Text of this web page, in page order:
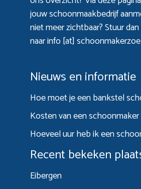
jouw schoonmaakbedrijf
niet meer zichtbaar? Stuur
naar info [at]
Nieuws en informatie
Hoe moet je een bankstel
Kosten van een schoonmaker
Hoeveel uur heb ik een
Recent bekeken
Eibergen